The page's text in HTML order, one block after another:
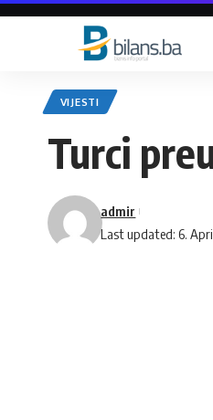
VIJESTI
Turci
Last updated: 6.
admir